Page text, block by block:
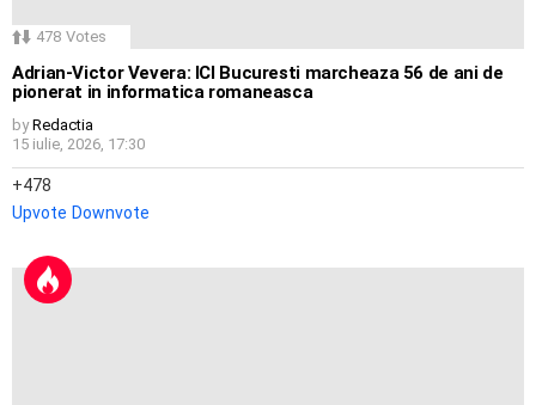
478 Votes
Adrian-Victor Vevera: ICI Bucuresti marcheaza 56 de ani de
pionerat in informatica romaneasca
by Redactia
15 iulie, 2026, 17:30
478
Upvote Downvote